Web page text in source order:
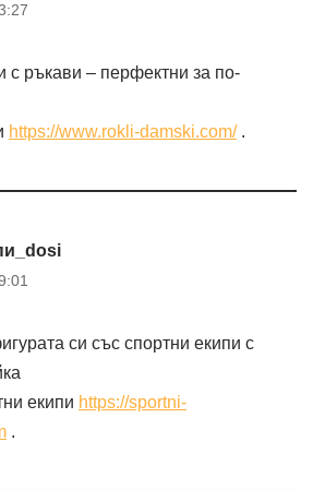
с ръкави – перфектни за по-
https://www.rokli-damski.com/.
си със спортни екипи с
екипи https://sportni-
.